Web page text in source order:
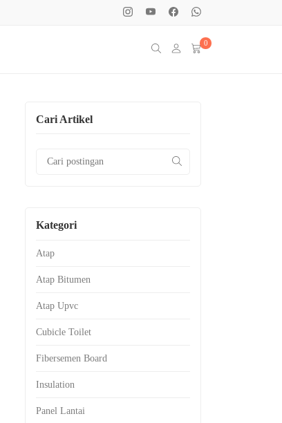
0
Cari Artikel
Kategori
Atap
Atap Bitumen
Atap Upvc
Cubicle Toilet
Fibersemen Board
Insulation
Panel Lantai